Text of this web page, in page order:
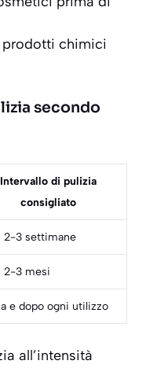
chimici
secondo
Intervallo di pulizia
consigliato
2-3 settimane
2-3 mesi
e dopo ogni utilizzo
all’intensità